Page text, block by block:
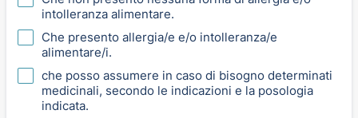
intolleranza alimentare.
Che presento allergia/e e/o intolleranza/e
alimentare/i.
che posso assumere in caso di bisogno determinati
medicinali, secondo le indicazioni e la posologia
indicata.